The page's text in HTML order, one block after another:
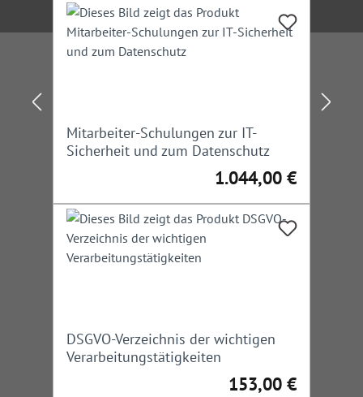
Mitarbeiter-Schulungen zur IT-
Sicherheit und zum Datenschutz
Regulärer Preis:
1.044,00 €
DSGVO-Verzeichnis der wichtigen
Verarbeitungstätigkeiten
Regulärer Preis:
153,00 €